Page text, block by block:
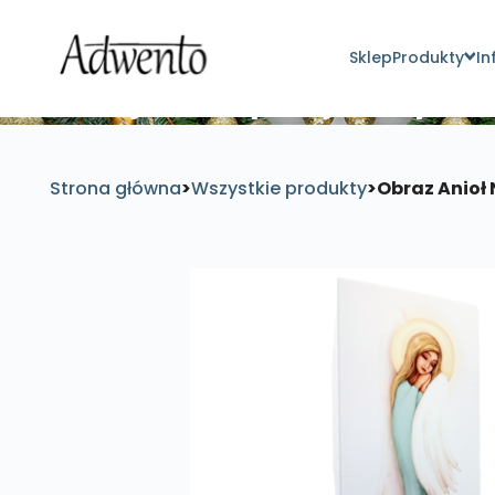
SklepProdukty
Strona główna>Wszystkie produkty>Obraz Anioł